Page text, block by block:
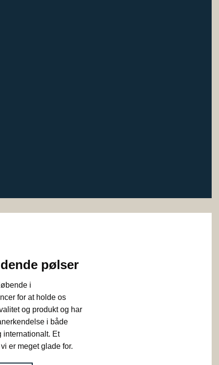
pølser
i
for at holde os
og produkt og har
i både
internationalt. Et
er meget glade for.